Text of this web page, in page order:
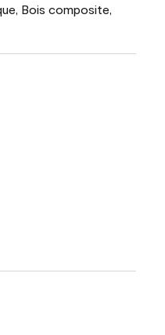
Bois composite,